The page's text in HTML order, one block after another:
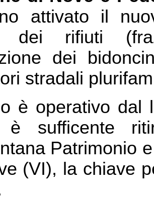
attivato il
dei rifiuti
dei
stradali
è operativo dal
è sufficente
Patrimonio
(VI), la chiave